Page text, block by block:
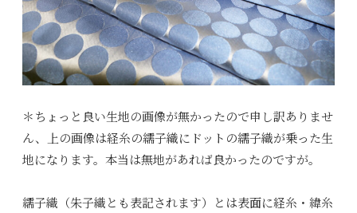
＊ちょっと良い生地の画像が無かったので申し訳ありませ
ん、上の画像は経糸の繻子織にドットの繻子織が乗った生
地になります。本当は無地があれば良かったのですが。
繻子織（朱子織とも表記されます）とは表面に経糸・緯糸